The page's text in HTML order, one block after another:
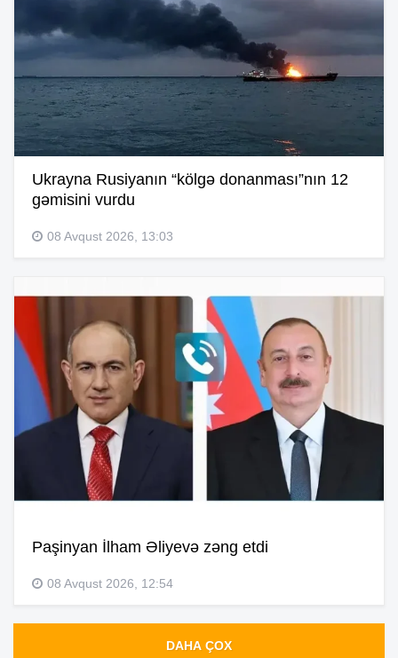
Ukrayna Rusiyanın “kölgə donanması”nın 12
gəmisini vurdu
08 Avqust 2026, 13:03
Paşinyan İlham Əliyevə zəng etdi
08 Avqust 2026, 12:54
DAHA ÇOX